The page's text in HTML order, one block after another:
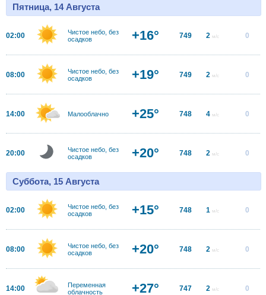
Пятница, 14 Августа
02:00
Чистое небо, без
осадков
+16° 749 2 м/с 0
08:00
Чистое небо, без
осадков
+19° 749 2 м/с 0
14:00 Малооблачно +25° 748 4 м/с 0
20:00
Чистое небо, без
осадков
+20° 748 2 м/с 0
Суббота, 15 Августа
02:00
Чистое небо, без
осадков
+15° 748 1 м/с 0
08:00
Чистое небо, без
осадков
+20° 748 2 м/с 0
14:00
Переменная
облачность
+27° 747 2 м/с 0